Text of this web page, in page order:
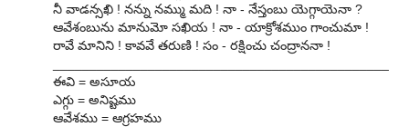
నీ వాడన్సఖి ! నన్ను నమ్ము మది ! నా - నేస్తంబు యెగ్గాయెనా ?
ఆవేశంబును మానుమో సఖియ ! నా - యాక్రోశముం గాంచుమా !
రావే మానిని ! కావవే తరుణి ! సం - రక్షించు చంద్రాననా !
ఈవి = అసూయ
ఎగ్గు = అనిష్టము
ఆవేశము = ఆగ్రహము